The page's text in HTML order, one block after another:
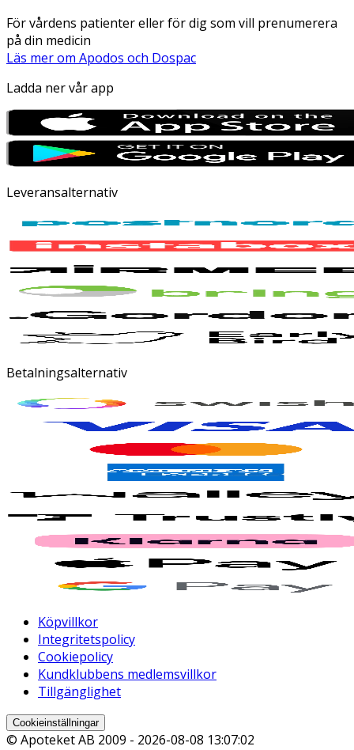
För vårdens patienter eller för dig som vill prenumerera
på din medicin
Läs mer om Apodos och Dospac
Ladda ner vår app
Leveransalternativ
Betalningsalternativ
Köpvillkor
Integritetspolicy
Cookiepolicy
Kundklubbens medlemsvillkor
Tillgänglighet
Cookieinställningar
© Apoteket AB 2009 - 2026-08-08 13:07:02